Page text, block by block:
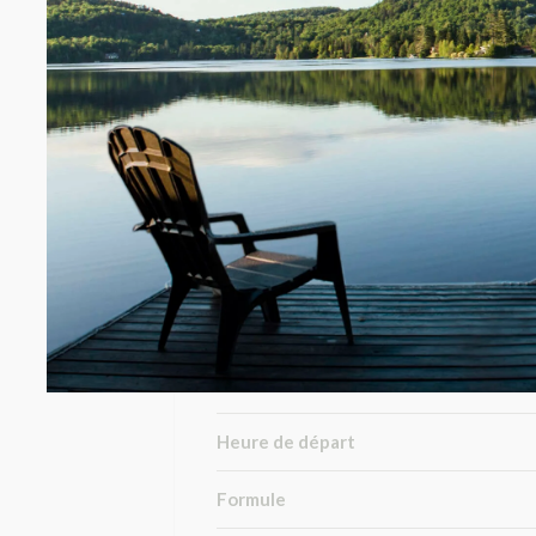
Figure majeure de la pleine
programmes : Reset, le Dojo,
Reconnu pour sa pédagogie
transformation profonde, concrète
Vivre une retraite Focus, c’est
Informations pratiques
Heure d’arrivée
Heure de départ
Formule